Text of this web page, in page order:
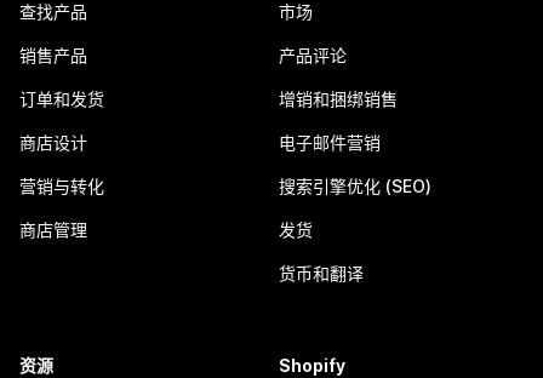
查找产品
销售产品
订单和发货
商店设计
营销与转化
商店管理
市场
产品评论
增销和捆绑销售
电子邮件营销
搜索引擎优化 (SEO)
发货
货币和翻译
资源 Shopify